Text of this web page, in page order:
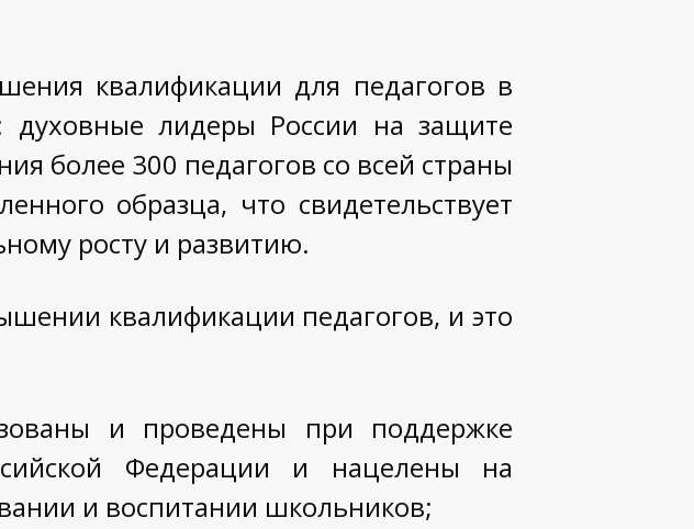
квалификации для педагогов в
духовные лидеры России на защите
более 300 педагогов со всей страны
образца, что свидетельствует
росту и развитию.
квалификации педагогов, и это
и проведены при поддержке
Федерации и нацелены на
и воспитании школьников;